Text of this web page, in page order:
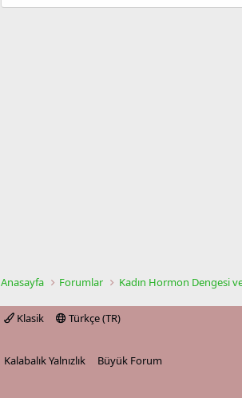
Anasayfa Forumlar Kadın Hormon Dengesi
Klasik Türkçe (TR)
Kalabalık Yalnızlık Büyük Forum